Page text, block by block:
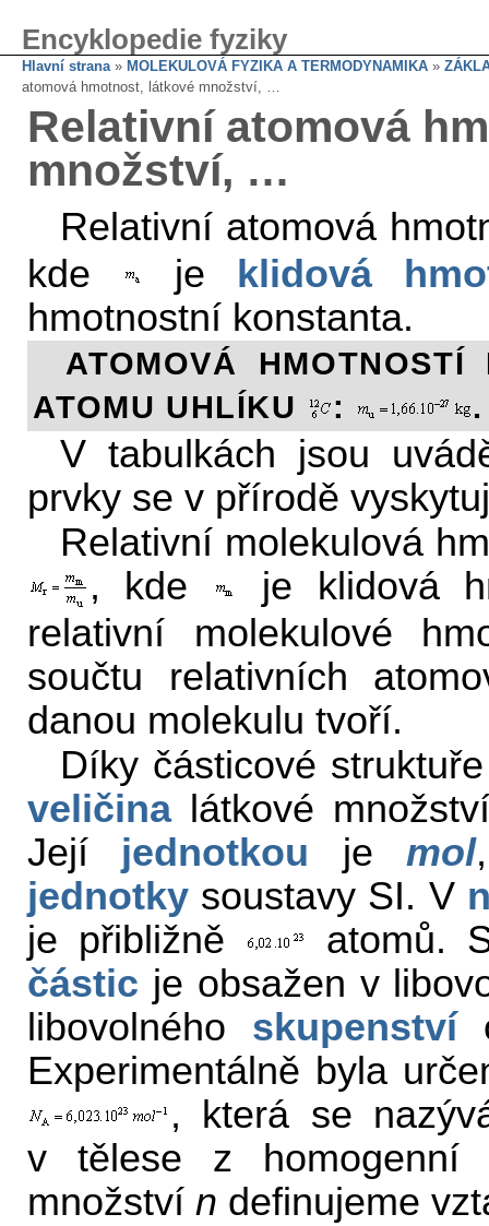
Encyklopedie fyziky
Hlavní strana» MOLEKULOVÁ FYZIKA A TERMODYNAMIKA »
atomová hmotnost, látkové množství, …
Relativní atomová
množství, …
Relativní atomová
kde
je klidová
hmotnostní konstanta.
ATOMOVÁ
ATOMU UHLÍKU
: .
V tabulkách jsou
prvky se v přírodě
Relativní molekulová
, kde
je klidová
relativní molekulové
součtu relativních
danou molekulu tvoří.
Díky částicové
veličinalátkové
Její jednotkou je mol
jednotky soustavy SI. V
je přibližně
atomů.
částic je obsažen v
libovolného skupenství
Experimentálně byla
, která se
v tělese z
množství n definujeme